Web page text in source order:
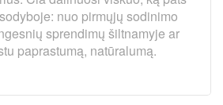
nuo pirmųjų sodinimo
sprendimų šiltnamyje ar
paprastumą, natūralumą.